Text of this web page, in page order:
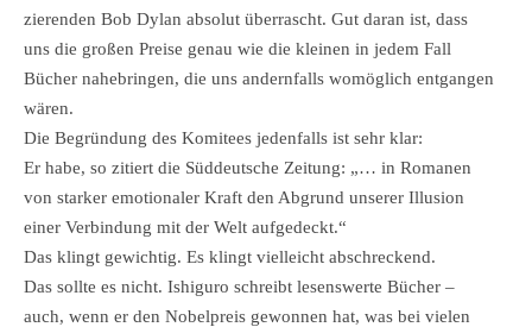
zierenden Bob Dylan absolut überrascht. Gut daran ist, dass
uns die großen Preise genau wie die kleinen in jedem Fall
Bücher nahebringen, die uns andernfalls womöglich entgangen
wären.
Die Begründung des Komitees jedenfalls ist sehr klar:
Er habe, so zitiert die Süddeutsche Zeitung: „… in Romanen
von starker emotionaler Kraft den Abgrund unserer Illusion
einer Verbindung mit der Welt aufgedeckt.“
Das klingt gewichtig. Es klingt vielleicht abschreckend.
Das sollte es nicht. Ishiguro schreibt lesenswerte Bücher –
auch, wenn er den Nobelpreis gewonnen hat, was bei vielen